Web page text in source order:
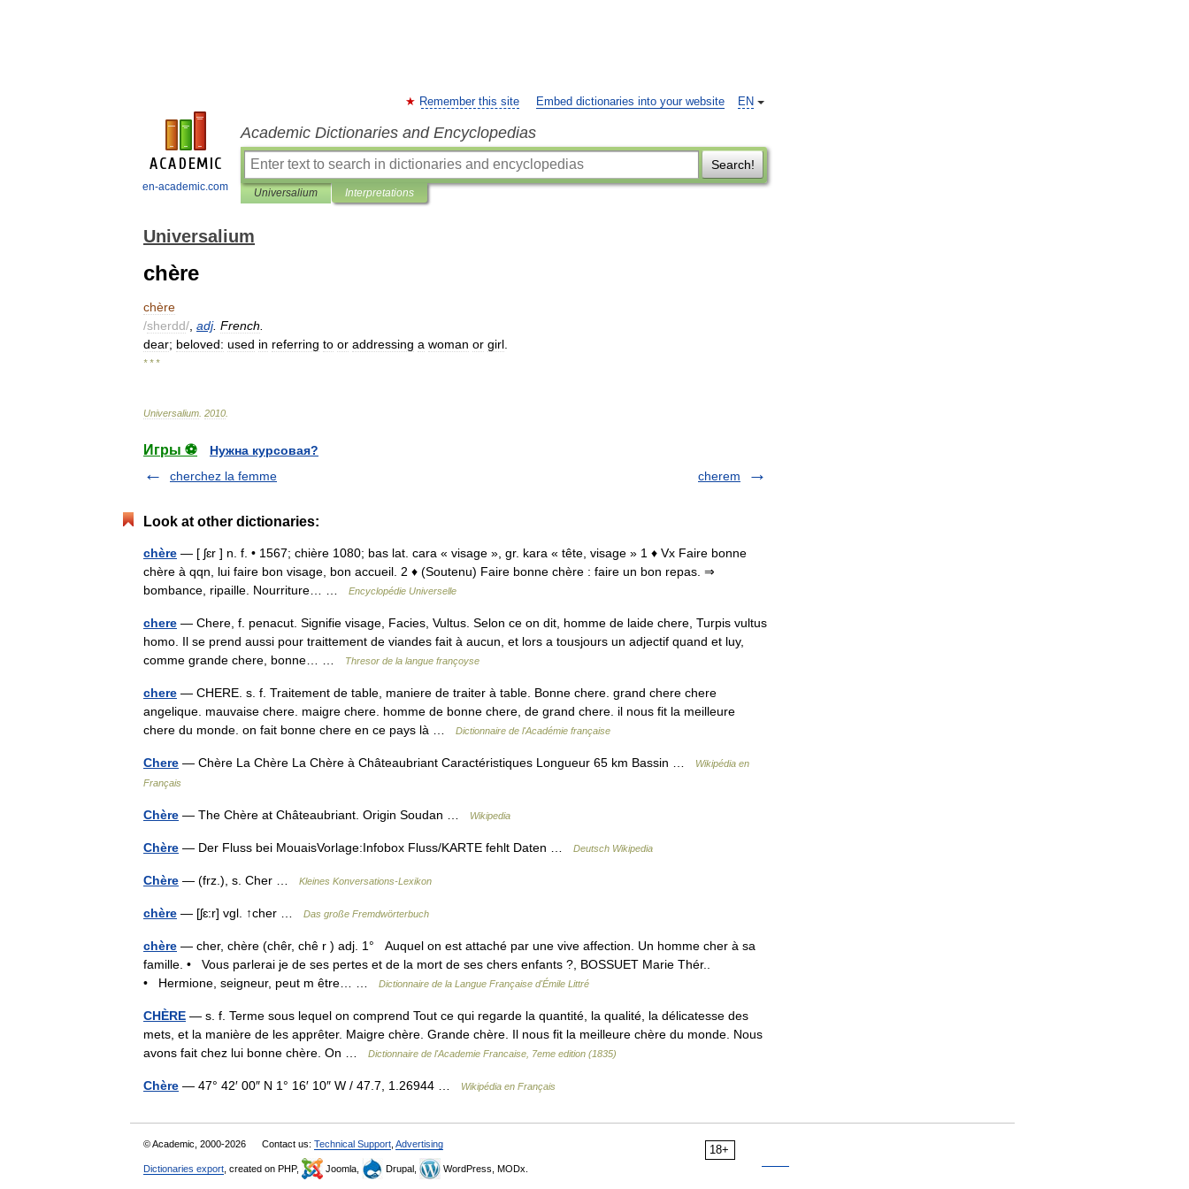
en-academic.com
EN
Remember this site Embed dictionaries into your website
Academic Dictionaries and Encyclopedias
Search!
Universalium Interpretations
Universalium
chère
chère
/sherdd/ adj. French
dear; beloved: used in referring to or addressing a woman or girl
* * *
Universalium 2010
Игры ⚽
Нужна курсовая?
cherchez la femme
cherem
Look at other dictionaries:
chère — [ ʃɛr ] n. f. • 1567; chière 1080; bas lat. cara « visage », gr. kara « tête, visage » 1 ♦ Vx Faire bonne
chère à qqn, lui faire bon visage, bon accueil. 2 ♦ (Soutenu) Faire bonne chère : faire un bon repas. ⇒
bombance, ripaille. Nourriture… …
Encyclopédie Universelle
chere — Chere, f. penacut. Signifie visage, Facies, Vultus. Selon ce on dit, homme de laide chere, Turpis vultus
homo. Il se prend aussi pour traittement de viandes fait à aucun, et lors a tousjours un adjectif quand et luy,
comme grande chere, bonne… …
Thresor de la langue françoyse
chere — CHERE. s. f. Traitement de table, maniere de traiter à table. Bonne chere. grand chere chere
angelique. mauvaise chere. maigre chere. homme de bonne chere, de grand chere. il nous fit la meilleure
chere du monde. on fait bonne chere en ce pays là …
Dictionnaire de l'Académie française
Chere — Chère La Chère La Chère à Châteaubriant Caractéristiques Longueur 65 km Bassin …
Wikipédia en
Français
Chère — The Chère at Châteaubriant. Origin Soudan … Wikipedia
Chère — Der Fluss bei MouaisVorlage:Infobox Fluss/KARTE fehlt Daten … Deutsch Wikipedia
Chère — (frz.), s. Cher … Kleines Konversations-Lexikon
chère — [ʃɛ:r] vgl. ↑cher … Das große Fremdwörterbuch
chère — cher, chère (chêr, chê r ) adj. 1° Auquel on est attaché par une vive affection. Un homme cher à sa
famille. • Vous parlerai je de ses pertes et de la mort de ses chers enfants ?, BOSSUET Marie Thér..
• Hermione, seigneur, peut m être… …
Dictionnaire de la Langue Française d'Émile Littré
CHÈRE — s. f. Terme sous lequel on comprend Tout ce qui regarde la quantité, la qualité, la délicatesse des
mets, et la manière de les apprêter. Maigre chère. Grande chère. Il nous fit la meilleure chère du monde. Nous
avons fait chez lui bonne chère. On …
Dictionnaire de l'Academie Francaise, 7eme edition (1835)
Chère — 47° 42′ 00″ N 1° 16′ 10″ W / 47.7, 1.26944 … Wikipédia en Français
18+
© Academic, 2000-2026 Contact us: Technical Support Advertising
Dictionaries export , created on PHP, Joomla, Drupal, WordPress, MODx.